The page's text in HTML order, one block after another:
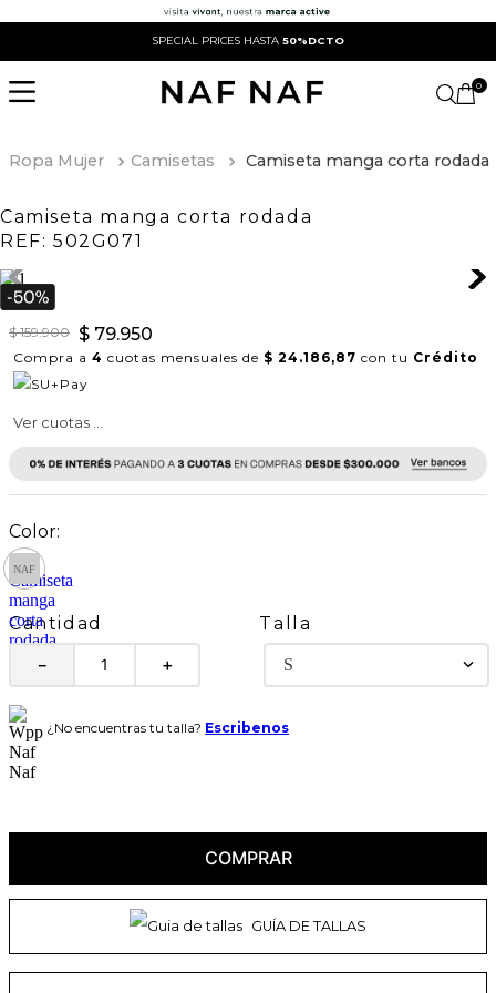
SPECIAL PRICES HASTA 50%DCTO
0
Ropa Mujer Camisetas Camiseta manga corta rodada
Camiseta manga corta rodada
REF: 502G071
$ 159.900 $ 79.950
Compra a 4 cuotas mensuales de $ 24.186,87 con tu Crédito
Ver cuotas ...
Cantidad
＋
－
Talla
S
¿No encuentras tu talla? Escribenos
COMPRAR
GUÍA DE TALLAS